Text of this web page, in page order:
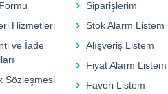
Hizmetleri
ve İade
Sözleşmesi
Siparişlerim
Stok Alarm Listem
Alışveriş Listem
Fiyat Alarm Listem
Favori Listem